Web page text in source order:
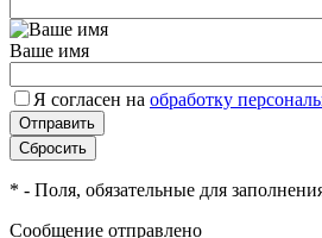
Ваше имя
Я согласен на обработку
* - Поля, обязательные для
Сообщение отправлено